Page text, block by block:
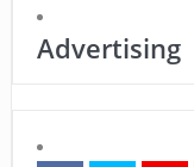
Advertising